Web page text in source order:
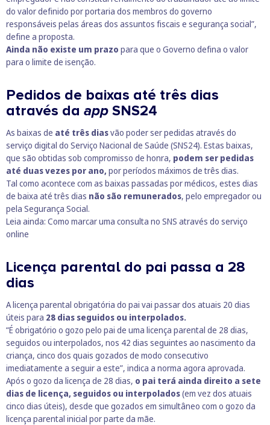
do valor definido por portaria dos membros do governo
responsáveis pelas áreas dos assuntos fiscais e segurança social”,
define a proposta.
Ainda não existe um prazo para que o Governo defina o valor
para o limite de isenção.
Pedidos de baixas até três dias
através da app SNS24
As baixas de até três diasvão poder ser pedidas através do
serviço digital do Serviço Nacional de Saúde (SNS24). Estas baixas,
que são obtidas sob compromisso de honra, podem ser pedidas
até duas vezes por ano, por períodos máximos de três dias.
Tal como acontece com as baixas passadas por médicos, estes dias
de baixa até três dias não são remunerados, pelo empregador ou
pela Segurança Social.
Leia ainda: Como marcar uma consulta no SNS através do serviço
online
Licença parental do pai passa a 28
dias
A licença parental obrigatória do pai vai passar dos atuais 20 dias
úteis para 28 dias seguidos ou interpolados.
“É obrigatório o gozo pelo pai de uma licença parental de 28 dias,
seguidos ou interpolados, nos 42 dias seguintes ao nascimento da
criança, cinco dos quais gozados de modo consecutivo
imediatamente a seguir a este”, indica a norma agora aprovada.
Após o gozo da licença de 28 dias, o pai terá ainda direito a sete
dias de licença, seguidos ou interpolados(em vez dos atuais
cinco dias úteis), desde que gozados em simultâneo com o gozo da
licença parental inicial por parte da mãe.